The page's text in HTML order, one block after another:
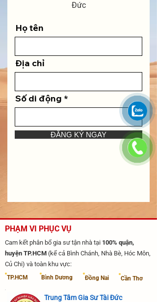
Đức
Họ tên
Địa chỉ
Số di động
ĐĂNG KÝ NGAY
PHẠM VI PHỤC VỤ
Cam kết phân bổ gia sư tận nhà tại 100% quận,
huyện TP.HCM (kể cả Bình Chánh, Nhà Bè, Hóc Môn,
Củ Chi) và toàn khu vực:
​TP.HCM ​Bình Dương Đồng Nai Cần Thơ
​Trung Tâm Gia Sư Tài Đức